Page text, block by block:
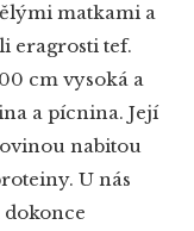
matkami a
eragrosti tef.
cm vysoká a
a pícnina. Její
nabitou
U nás